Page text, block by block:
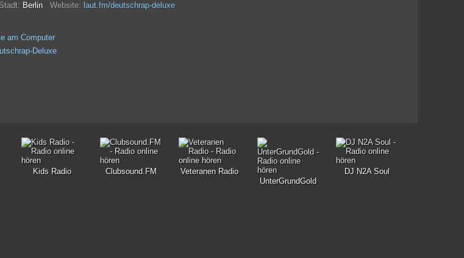
Stadt: Berlin Website: laut.fm/deutschrap-deluxe
am Computer
Deluxe
Kids Radio Clubsound.FM
Veteranen Radio
UnterGrundGold
DJ N2A Soul